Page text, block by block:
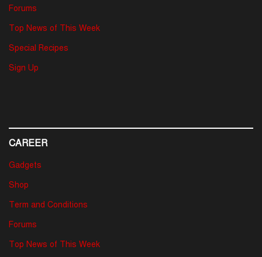
Forums
Top News of This Week
Special Recipes
Sign Up
CAREER
Gadgets
Shop
Term and Conditions
Forums
Top News of This Week